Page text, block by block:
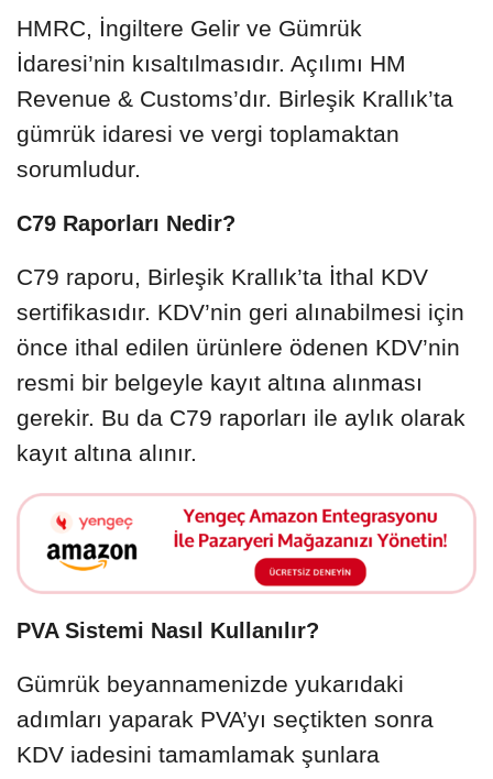
HMRC, İngiltere Gelir ve Gümrük
İdaresi’nin kısaltılmasıdır. Açılımı HM
Revenue & Customs’dır. Birleşik Krallık’ta
gümrük idaresi ve vergi toplamaktan
sorumludur.
C79 Raporları Nedir?
C79 raporu, Birleşik Krallık’ta İthal KDV
sertifikasıdır. KDV’nin geri alınabilmesi için
önce ithal edilen ürünlere ödenen KDV’nin
resmi bir belgeyle kayıt altına alınması
gerekir. Bu da C79 raporları ile aylık olarak
kayıt altına alınır.
PVA Sistemi Nasıl Kullanılır?
Gümrük beyannamenizde yukarıdaki
adımları yaparak PVA’yı seçtikten sonra
KDV iadesini tamamlamak şunlara